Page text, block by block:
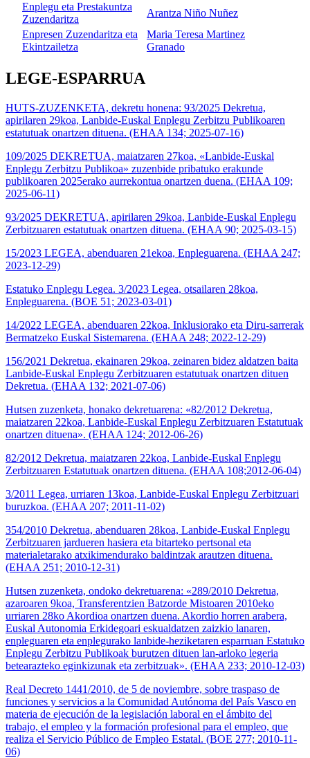
Enplegu eta Prestakuntza
Zuzendaritza
Arantza Niño Nuñez
Enpresen Zuzendaritza eta
Ekintzailetza
Maria Teresa Martinez
Granado
LEGE-ESPARRUA
HUTS-ZUZENKETA, dekretu honena: 93/2025 Dekretua,
apirilaren 29koa, Lanbide-Euskal Enplegu Zerbitzu Publikoaren
estatutuak onartzen dituena. (EHAA 134; 2025-07-16)
109/2025 DEKRETUA, maiatzaren 27koa, «Lanbide-Euskal
Enplegu Zerbitzu Publikoa» zuzenbide pribatuko erakunde
publikoaren 2025erako aurrekontua onartzen duena. (EHAA 109;
2025-06-11)
93/2025 DEKRETUA, apirilaren 29koa, Lanbide-Euskal Enplegu
Zerbitzuaren estatutuak onartzen dituena. (EHAA 90; 2025-03-15)
15/2023 LEGEA, abenduaren 21ekoa, Enpleguarena. (EHAA 247;
2023-12-29)
Estatuko Enplegu Legea. 3/2023 Legea, otsailaren 28koa,
Enpleguarena. (BOE 51; 2023-03-01)
14/2022 LEGEA, abenduaren 22koa, Inklusiorako eta Diru-sarrerak
Bermatzeko Euskal Sistemarena. (EHAA 248; 2022-12-29)
156/2021 Dekretua, ekainaren 29koa, zeinaren bidez aldatzen baita
Lanbide-Euskal Enplegu Zerbitzuaren estatutuak onartzen dituen
Dekretua. (EHAA 132; 2021-07-06)
Hutsen zuzenketa, honako dekretuarena: «82/2012 Dekretua,
maiatzaren 22koa, Lanbide-Euskal Enplegu Zerbitzuaren Estatutuak
onartzen dituena». (EHAA 124; 2012-06-26)
82/2012 Dekretua, maiatzaren 22koa, Lanbide-Euskal Enplegu
Zerbitzuaren Estatutuak onartzen dituena. (EHAA 108;2012-06-04)
3/2011 Legea, urriaren 13koa, Lanbide-Euskal Enplegu Zerbitzuari
buruzkoa. (EHAA 207; 2011-11-02)
354/2010 Dekretua, abenduaren 28koa, Lanbide-Euskal Enplegu
Zerbitzuaren jardueren hasiera eta bitarteko pertsonal eta
materialetarako atxikimendurako baldintzak arautzen dituena.
(EHAA 251; 2010-12-31)
Hutsen zuzenketa, ondoko dekretuarena: «289/2010 Dekretua,
azaroaren 9koa, Transferentzien Batzorde Mistoaren 2010eko
urriaren 28ko Akordioa onartzen duena. Akordio horren arabera,
Euskal Autonomia Erkidegoari eskualdatzen zaizkio lanaren,
enpleguaren eta enplegurako lanbide-heziketaren esparruan Estatuko
Enplegu Zerbitzu Publikoak burutzen dituen lan-arloko legeria
betearazteko eginkizunak eta zerbitzuak». (EHAA 233; 2010-12-03)
Real Decreto 1441/2010, de 5 de noviembre, sobre traspaso de
funciones y servicios a la Comunidad Autónoma del País Vasco en
materia de ejecución de la legislación laboral en el ámbito del
trabajo, el empleo y la formación profesional para el empleo, que
realiza el Servicio Público de Empleo Estatal. (BOE 277; 2010-11-
06)